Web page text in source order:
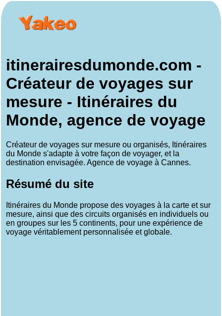
itinerairesdumonde.com -
Créateur de voyages sur
mesure - Itinéraires du
Monde, agence de voyage
Créateur de voyages sur mesure ou organisés, Itinéraires
du Monde s'adapte à votre façon de voyager, et la
destination envisagée. Agence de voyage à Cannes.
Résumé du site
Itinéraires du Monde propose des voyages à la carte et sur
mesure, ainsi que des circuits organisés en individuels ou
en groupes sur les 5 continents, pour une expérience de
voyage véritablement personnalisée et globale.